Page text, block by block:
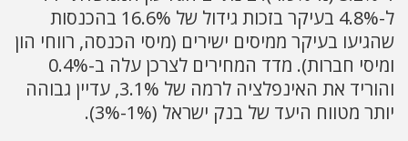
ל-4.8% בעיקר בזכות גידול של 16.6% בהכנסות
שהגיעו בעיקר ממיסים ישירים (מיסי הכנסה, רווחי הון
ומיסי חברות). מדד המחירים לצרכן עלה ב-0.4%
והוריד את האינפלציה לרמה של 3.1%, עדיין גבוהה
יותר מטווח היעד של בנק ישראל (1%-3%).